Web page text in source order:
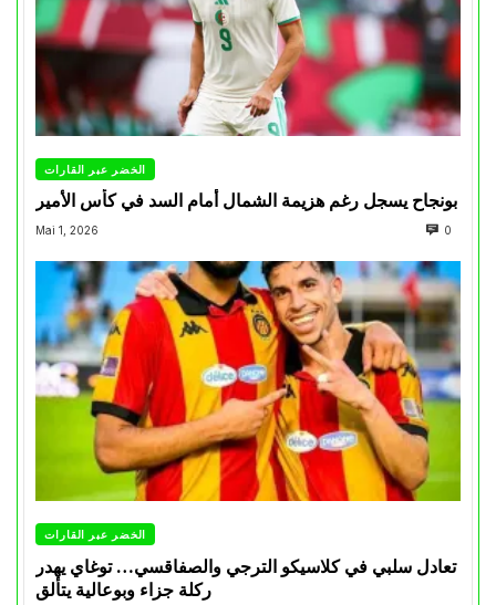
الخضر عبر القارات
بونجاح يسجل رغم هزيمة الشمال أمام السد في كأس الأمير
Mai 1, 2026 0
الخضر عبر القارات
تعادل سلبي في كلاسيكو الترجي والصفاقسي… توغاي يهدر
ركلة جزاء وبوعالية يتألق